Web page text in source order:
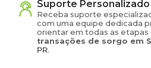
Suporte Personalizado
Receba suporte
com uma equipe dedicada
orientar em todas as
transações de sorgo em
PR.